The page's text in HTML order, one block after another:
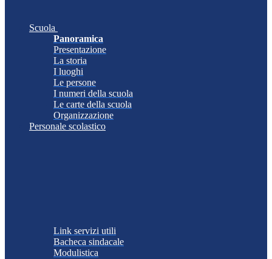
Scuola
Panoramica
Presentazione
La storia
I luoghi
Le persone
I numeri della scuola
Le carte della scuola
Organizzazione
Personale scolastico
Link servizi utili
Bacheca sindacale
Modulistica